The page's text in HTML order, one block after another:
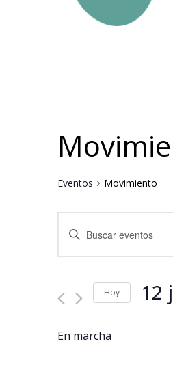
Eventos Movimiento
Navegación
de
y
de
Introduce
clave.
Eventos
para
la
Hoy 12
En marcha